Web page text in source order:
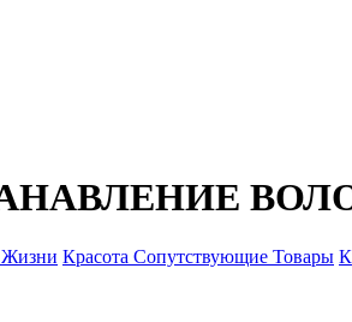
Жизни Красота Сопутствующие Товары